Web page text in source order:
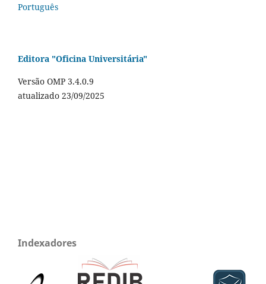
Português
Editora "Oficina Universitária"
Versão OMP 3.4.0.9
atualizado 23/09/2025
Indexadores